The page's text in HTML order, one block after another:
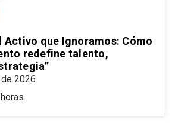
Activo que Ignoramos: Cómo
redefine talento,
2026